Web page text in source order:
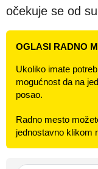
očekuje se od
OGLASI RADNO
Ukoliko imate
mogućnost da na
posao.
Radno mesto
jednostavno klikom